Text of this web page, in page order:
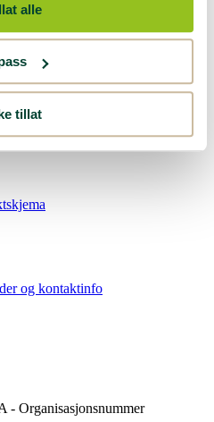
alle
tillat
kjæledyr og landbruk.
.
kl. 08-15
og kontaktinfo
- Organisasjonsnummer